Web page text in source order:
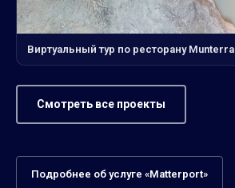
Виртуальный тур по ресторану Munterra
Смотреть все проекты
Подробнее об услуге «Matterport»